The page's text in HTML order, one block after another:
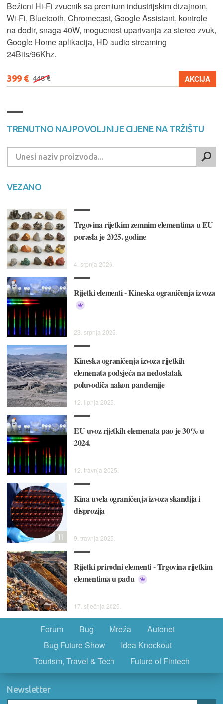
Bežicni Hi-Fi zvucnik sa premium industrijskim dizajnom,
Wi-Fi, Bluetooth, Chromecast, Google Assistant, kontrole
na dodir, snaga 40W, mogucnost uparivanja za stereo zvuk,
Google Home aplikacija, HD audio streaming
24Bits/96Khz.
399 € 448 € AKCIJA
TRENUTNO NAJPOVOLJNIJE CIJENE NA TRŽIŠTU
VEZANO
Trgovina rijetkim zemnim elementima u EU
porasla je 2025. godine
4. srpnja 2026.
Rijetki elementi - Kineska ograničenja izvoza
23. srpnja 2025.
Kineska ograničenja izvoza rijetkih
elemenata podsjeća na nedostatak
poluvodiča nakon pandemije
12. lipnja 2025.
EU uvoz rijetkih elemenata pao je 30% u
2024.
12. travnja 2025.
Kina uvela ograničenja izvoza skandija i
disprozija
9. travnja 2025.
11
Rijetki prirodni elementi - Trgovina rijetkim
elementima u padu
17. siječnja 2025.
Forum Bug Mreža
Autonet
Bug Future Show
Idea Knockout
Tourism, Travel & Tech
Future of Fintech
Newsletter